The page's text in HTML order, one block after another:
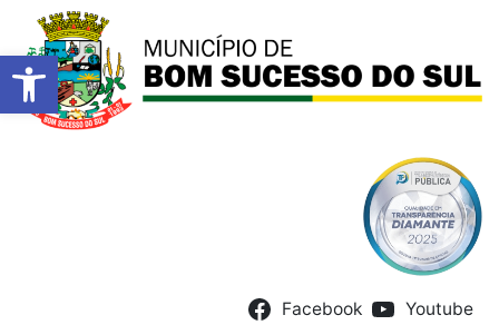
Barra de Ferramentas
Facebook Youtube